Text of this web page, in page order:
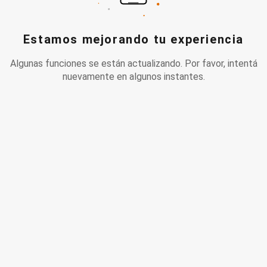
Estamos mejorando tu experiencia
Algunas funciones se están actualizando. Por favor, intentá
nuevamente en algunos instantes.